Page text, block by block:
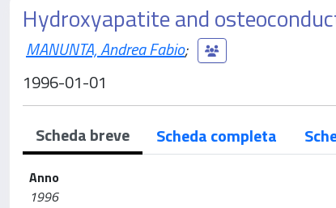
Hydroxyapatite and
MANUNTA, Andrea Fabio;
1996-01-01
Scheda breve Scheda completa
Anno
1996